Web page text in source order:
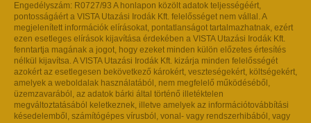
Engedélyszám: R0727/93 A honlapon közölt adatok teljességéért,
pontosságáért a VISTA Utazási Irodák Kft. felelősséget nem vállal. A
megjelenített információk elírásokat, pontatlanságot tartalmazhatnak, ezért
ezen esetleges elírások kijavítása érdekében a VISTA Utazási Irodák Kft.
fenntartja magának a jogot, hogy ezeket minden külön előzetes értesítés
nélkül kijavítsa. A VISTA Utazási Irodák Kft. kizárja minden felelősségét
azokért az esetlegesen bekövetkező károkért, veszteségekért, költségekért,
amelyek a weboldalak használatából, nem megfelelő működéséből,
üzemzavarából, az adatok bárki által történő illetéktelen
megváltoztatásából keletkeznek, illetve amelyek az információtovábbítási
késedelemből, számítógépes vírusból, vonal- vagy rendszerhibából, vagy